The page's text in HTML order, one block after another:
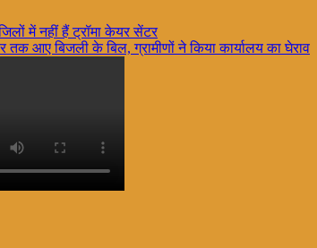
में नहीं हैं ट्रॉमा केयर सेंटर
तक आए बिजली के बिल, ग्रामीणों ने किया कार्यालय का घेराव